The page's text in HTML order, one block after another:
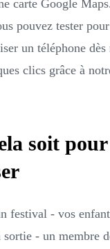
carte Google
pouvez tester
un téléphone dès
clics grâce à
soit pour
festival - vos
sortie - un membre